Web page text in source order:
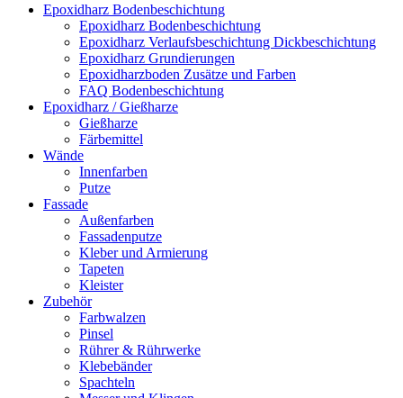
Epoxidharz Bodenbeschichtung
Epoxidharz Bodenbeschichtung
Epoxidharz Verlaufsbeschichtung Dickbeschichtung
Epoxidharz Grundierungen
Epoxidharzboden Zusätze und Farben
FAQ Bodenbeschichtung
Epoxidharz / Gießharze
Gießharze
Färbemittel
Wände
Innenfarben
Putze
Fassade
Außenfarben
Fassadenputze
Kleber und Armierung
Tapeten
Kleister
Zubehör
Farbwalzen
Pinsel
Rührer & Rührwerke
Klebebänder
Spachteln